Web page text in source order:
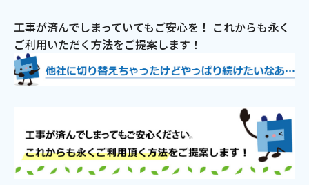
電話
動画配信
おトクな情報 料金案内
工事が済んでしまっていてもご安心を！ これからも永く
ご利用いただく方法をご提案します！